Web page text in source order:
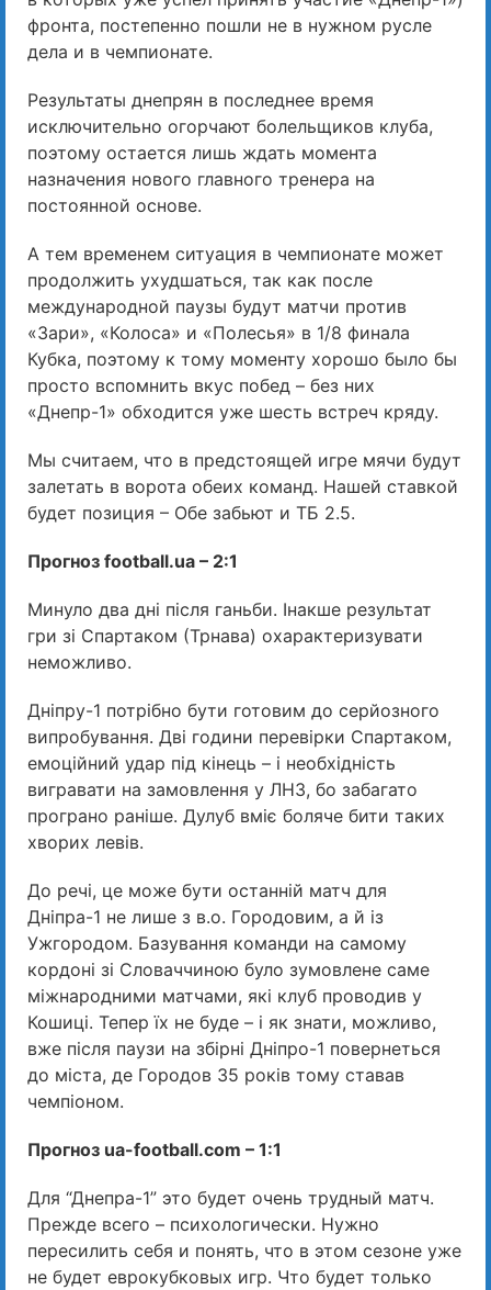
фронта, постепенно пошли не в нужном русле
дела и в чемпионате.
Результаты днепрян в последнее время
исключительно огорчают болельщиков клуба,
поэтому остается лишь ждать момента
назначения нового главного тренера на
постоянной основе.
А тем временем ситуация в чемпионате может
продолжить ухудшаться, так как после
международной паузы будут матчи против
«Зари», «Колоса» и «Полесья» в 1/8 финала
Кубка, поэтому к тому моменту хорошо было бы
просто вспомнить вкус побед – без них
«Днепр-1» обходится уже шесть встреч кряду.
Мы считаем, что в предстоящей игре мячи будут
залетать в ворота обеих команд. Нашей ставкой
будет позиция – Обе забьют и ТБ 2.5.
Прогноз football.ua – 2:1
Минуло два дні після ганьби. Інакше результат
гри зі Спартаком (Трнава) охарактеризувати
неможливо.
Дніпру-1 потрібно бути готовим до серйозного
випробування. Дві години перевірки Спартаком,
емоційний удар під кінець – і необхідність
вигравати на замовлення у ЛНЗ, бо забагато
програно раніше. Дулуб вміє боляче бити таких
хворих левів.
До речі, це може бути останній матч для
Дніпра-1 не лише з в.о. Городовим, а й із
Ужгородом. Базування команди на самому
кордоні зі Словаччиною було зумовлене саме
міжнародними матчами, які клуб проводив у
Кошиці. Тепер їх не буде – і як знати, можливо,
вже після паузи на збірні Дніпро-1 повернеться
до міста, де Городов 35 років тому ставав
чемпіоном.
Прогноз ua-football.com – 1:1
Для “Днепра-1” это будет очень трудный матч.
Прежде всего – психологически. Нужно
пересилить себя и понять, что в этом сезоне уже
не будет еврокубковых игр. Что будет только